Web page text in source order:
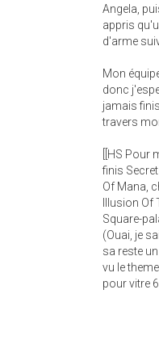
Angela,
appris
d'arme
Mon
donc
jamais
travers
[[HS Pour
finis
Of Mana,
Illusion
Square-
(Ouai, je
sa reste
vu le
pour vitre